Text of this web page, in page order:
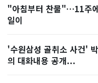
"아침부터 찬물"…11주
일이
'수원삼성 골취소 사건'
의 대화내용 공개...